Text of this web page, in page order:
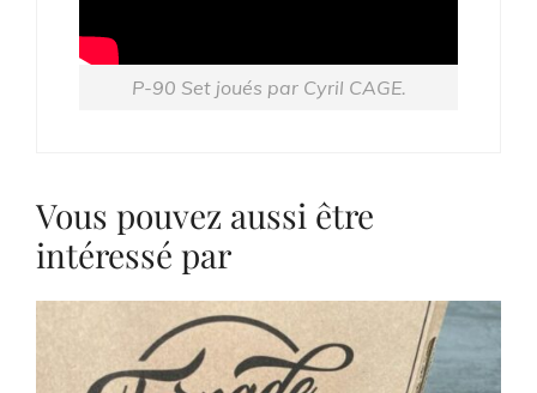
P-90 Set joués par Cyril CAGE.
Vous pouvez aussi être
intéressé par